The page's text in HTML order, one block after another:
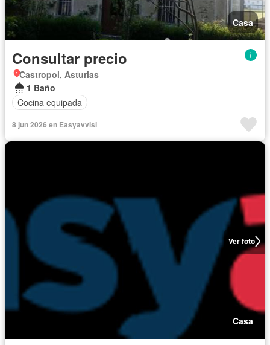
Casa
Consultar precio
Castropol, Asturias
1 Baño
Cocina equipada
8 jun 2026 en Easyavvisi
Ver foto
Casa